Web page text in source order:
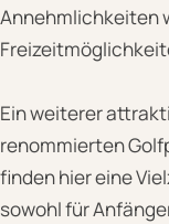
Annehmlichkeiten
Ein weiterer
renommierten
finden hier eine
sowohl für